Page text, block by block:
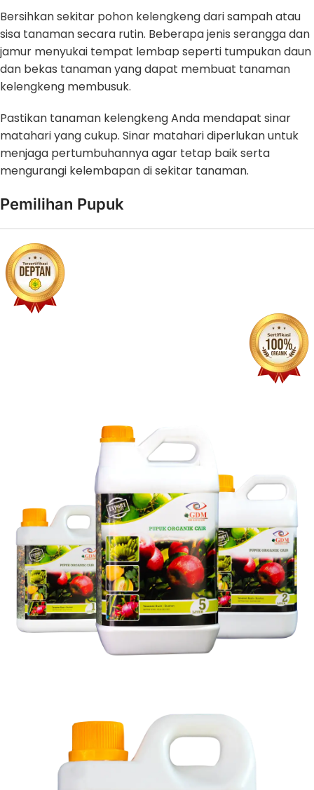
Bersihkan sekitar pohon kelengkeng dari sampah atau
sisa tanaman secara rutin. Beberapa jenis serangga dan
jamur menyukai tempat lembap seperti tumpukan daun
dan bekas tanaman yang dapat membuat tanaman
kelengkeng membusuk.
Pastikan tanaman kelengkeng Anda mendapat sinar
matahari yang cukup. Sinar matahari diperlukan untuk
menjaga pertumbuhannya agar tetap baik serta
mengurangi kelembapan di sekitar tanaman.
Pemilihan Pupuk